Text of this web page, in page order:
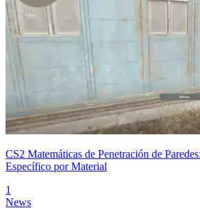
CS2 Matemáticas de Penetración de
Específico por Material
1
News